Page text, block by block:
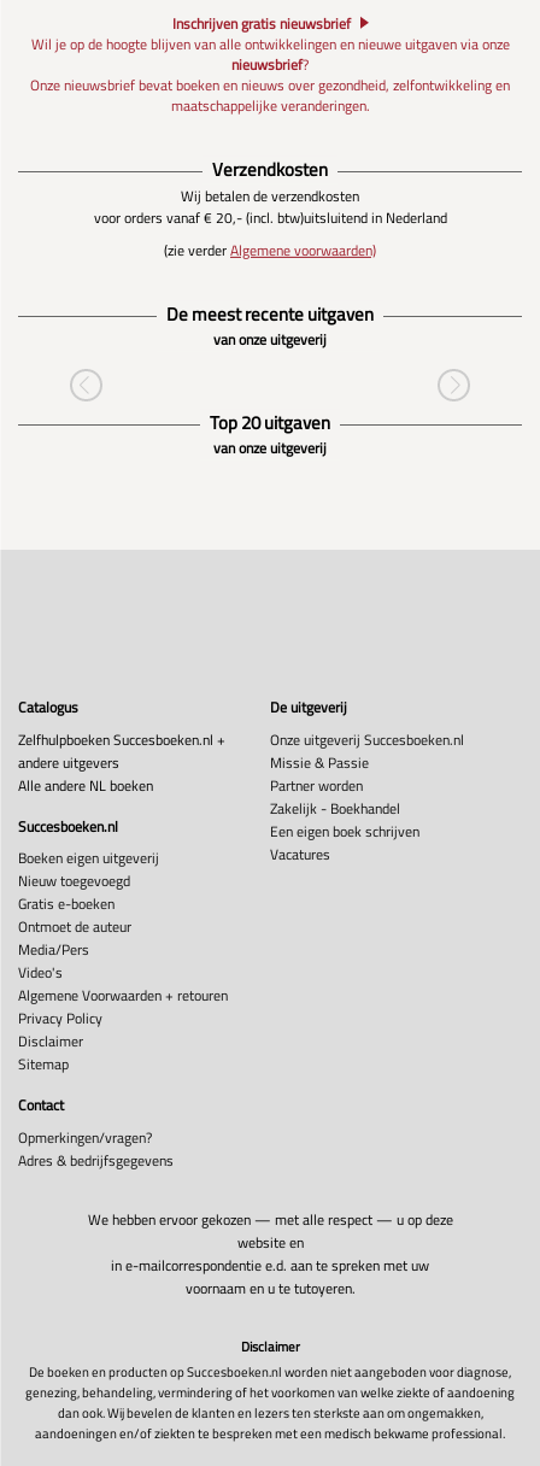
Inschrijven gratis nieuwsbrief
Wil je op de hoogte blijven van alle ontwikkelingen en nieuwe uitgaven via onze
nieuwsbrief?
Onze nieuwsbrief bevat boeken en nieuws over gezondheid, zelfontwikkeling en
maatschappelijke veranderingen.
Verzendkosten
Wij betalen de verzendkosten
voor orders vanaf € 20,- (incl. btw)uitsluitend in Nederland
(zie verderAlgemene voorwaarden)
De meest recente uitgaven
van onze uitgeverij
Top 20 uitgaven
van onze uitgeverij
Catalogus
Zelfhulpboeken Succesboeken.nl +
andere uitgevers
Alle andere NL boeken
Succesboeken.nl
Boeken eigen uitgeverij
Nieuw toegevoegd
Gratis e-boeken
Ontmoet de auteur
Media/Pers
Video's
Algemene Voorwaarden + retouren
Privacy Policy
Disclaimer
Sitemap
De uitgeverij
Onze uitgeverij Succesboeken.nl
Missie & Passie
Partner worden
Zakelijk - Boekhandel
Een eigen boek schrijven
Vacatures
Contact
Opmerkingen/vragen?
Adres & bedrijfsgegevens
We hebben ervoor gekozen — met alle respect — u op deze
website en
in e-mailcorrespondentie e.d. aan te spreken met uw
voornaam en u te tutoyeren.
Disclaimer
De boeken en producten op Succesboeken.nl worden niet aangeboden voor diagnose,
genezing, behandeling, vermindering of het voorkomen van welke ziekte of aandoening
dan ook. Wij bevelen de klanten en lezers ten sterkste aan om ongemakken,
aandoeningen en/of ziekten te bespreken met een medisch bekwame professional.